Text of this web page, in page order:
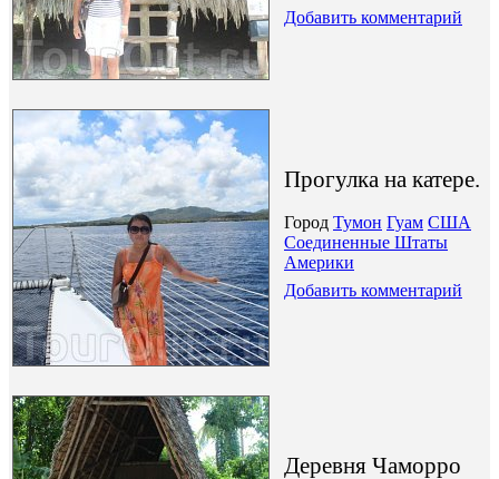
Добавить комментарий
Прогулка на катере.
Город Тумон Гуам США
Соединенные Штаты
Америки
Добавить комментарий
Деревня Чаморро